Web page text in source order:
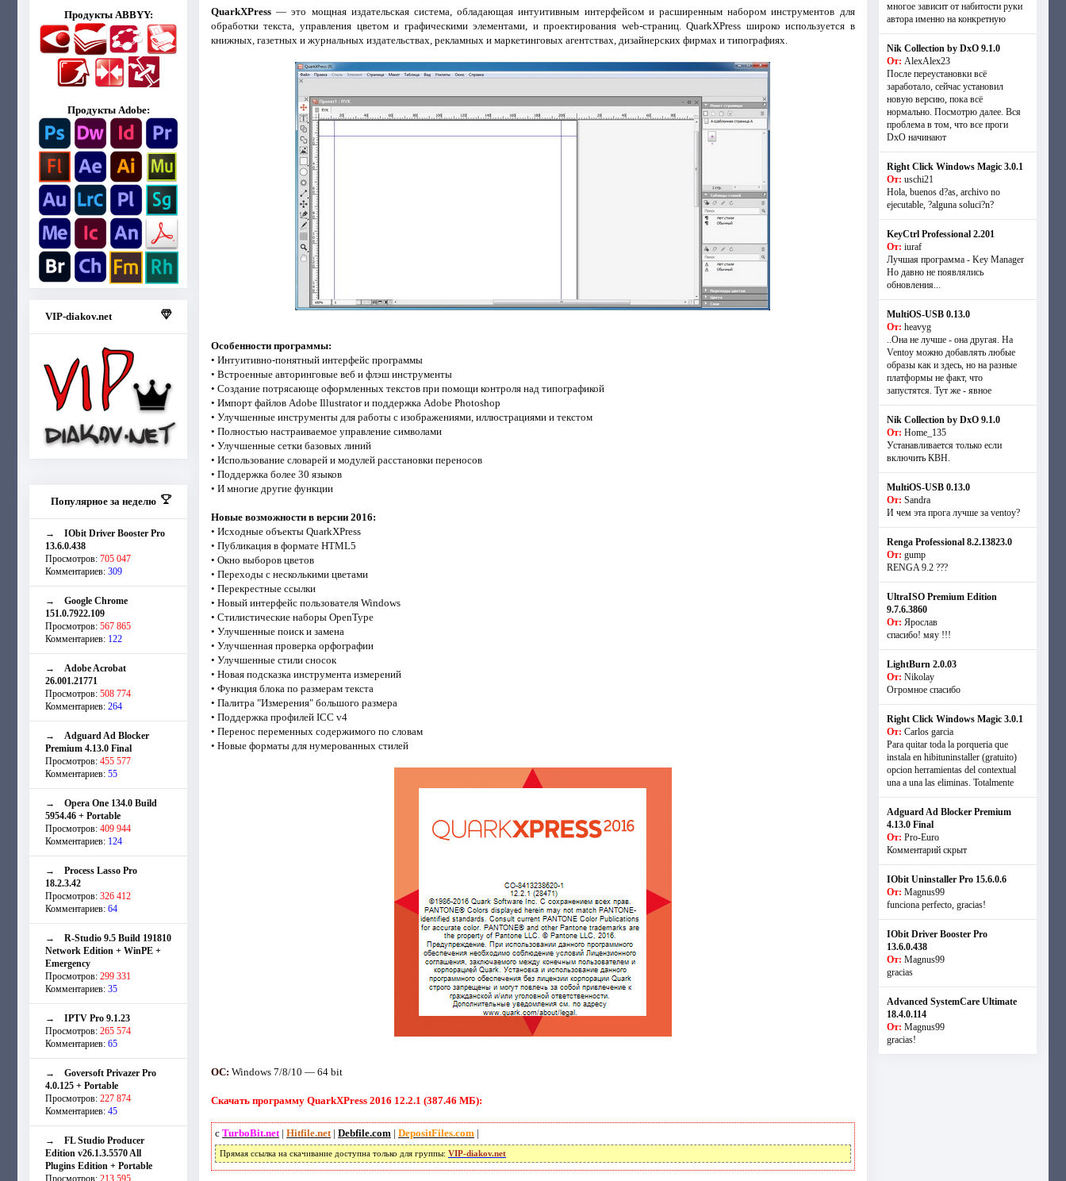
Продукты ABBYY:
Продукты Adobe:
VIP-diakov.net
Популярное за неделю
→ IObit Driver Booster Pro
13.6.0.438
Просмотров: 705 047
Комментариев: 309
→ Google Chrome
151.0.7922.109
Просмотров: 567 865
Комментариев: 122
→ Adobe Acrobat
26.001.21771
Просмотров: 508 774
Комментариев: 264
→ Adguard Ad Blocker
Premium 4.13.0 Final
Просмотров: 455 577
Комментариев: 55
→ Opera One 134.0 Build
5954.46 + Portable
Просмотров: 409 944
Комментариев: 124
→ Process Lasso Pro
18.2.3.42
Просмотров: 326 412
Комментариев: 64
→ R-Studio 9.5 Build 191810
Network Edition + WinPE +
Emergency
Просмотров: 299 331
Комментариев: 35
→ IPTV Pro 9.1.23
Просмотров: 265 574
Комментариев: 65
→ Goversoft Privazer Pro
4.0.125 + Portable
Просмотров: 227 874
Комментариев: 45
→ FL Studio Producer
Edition v26.1.3.5570 All
Plugins Edition + Portable
Просмотров: 213 595
QuarkXPress— это мощная издательская система, обладающая интуитивным интерфейсом и расширенным набором инструментов для
обработки текста, управления цветом и графическими элементами, и проектирования web-страниц. QuarkXPress широко используется в
книжных, газетных и журнальных издательствах, рекламных и маркетинговых агентствах, дизайнерских фирмах и типографиях.
Особенности программы:
• Интуитивно-понятный интерфейс программы
• Встроенные авторинговые веб и флэш инструменты
• Создание потрясающе оформленных текстов при помощи контроля над типографикой
• Импорт файлов Adobe Illustrator и поддержка Adobe Photoshop
• Улучшенные инструменты для работы с изображениями, иллюстрациями и текстом
• Полностью настраиваемое управление символами
• Улучшенные сетки базовых линий
• Использование словарей и модулей расстановки переносов
• Поддержка более 30 языков
• И многие другие функции
Новые возможности в версии 2016:
• Исходные объекты QuarkXPress
• Публикация в формате HTML5
• Окно выборов цветов
• Переходы с несколькими цветами
• Перекрестные ссылки
• Новый интерфейс пользователя Windows
• Стилистические наборы OpenType
• Улучшенные поиск и замена
• Улучшенная проверка орфографии
• Улучшенные стили сносок
• Новая подсказка инструмента измерений
• Функция блока по размерам текста
• Палитра "Измерения" большого размера
• Поддержка профилей ICC v4
• Перенос переменных содержимого по словам
• Новые форматы для нумерованных стилей
ОС: Windows 7/8/10 — 64 bit
Скачать программу QuarkXPress 2016 12.2.1 (387.46 МБ):
с TurboBit.net| Hitfile.net| Debfile.com | DepositFiles.com |
Прямая ссылка на скачивание доступна только для группы: VIP-diakov.net
многое зависит от набитости руки
автора именно на конкретную
Nik Collection by DxO 9.1.0
От: AlexAlex23
После переустановки всё
заработало, сейчас установил
новую версию, пока всё
нормально. Посмотрю далее. Вся
проблема в том, что все проги
DxO начинают
Right Click Windows Magic 3.0.1
От: uschi21
Hola, buenos d?as, archivo no
ejecutable, ?alguna soluci?n?
KeyCtrl Professional 2.201
От: iuraf
Лучшая программа - Key Manager
Но давно не появлялись
обновления...
MultiOS-USB 0.13.0
От: heavyg
..Она не лучше - она другая. На
Ventoy можно добавлять любые
образы как и здесь, но на разные
платформы не факт, что
запустятся. Тут же - явное
Nik Collection by DxO 9.1.0
От: Home_135
Устанавливается только если
включить КВН.
MultiOS-USB 0.13.0
От: Sandra
И чем эта прога лучше за ventoy?
Renga Professional 8.2.13823.0
От: gump
RENGA 9.2 ???
UltraISO Premium Edition
9.7.6.3860
От: Ярослав
спасибо! мяу !!!
LightBurn 2.0.03
От: Nikolay
Огромное спасибо
Right Click Windows Magic 3.0.1
От: Carlos garcia
Para quitar toda la porqueria que
instala en hibituninstaller (gratuito)
opcion herramientas del contextual
una a una las eliminas. Totalmente
Adguard Ad Blocker Premium
4.13.0 Final
От: Pro-Euro
Комментарий скрыт
IObit Uninstaller Pro 15.6.0.6
От: Magnus99
funciona perfecto, gracias!
IObit Driver Booster Pro
13.6.0.438
От: Magnus99
gracias
Advanced SystemCare Ultimate
18.4.0.114
От: Magnus99
gracias!